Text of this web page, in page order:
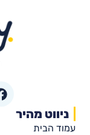
ניווט מהיר
עמוד הבית